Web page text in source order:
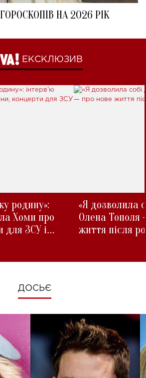
НА 2026 РІК
ЕКСКЛЮЗИВ
родину»:
Хоми про
для ЗСУ і
«Я дозволила
Олена Тополя
життя після
ДОСЬЄ